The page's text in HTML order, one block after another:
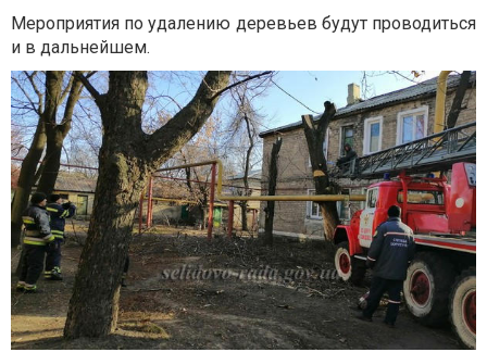
Мероприятия по удалению деревьев будут проводиться
и в дальнейшем.